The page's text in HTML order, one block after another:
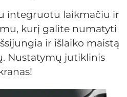
integruotu laikmačiu ir
kurį galite numatyti
ir išlaiko maistą
Nustatymų jutiklinis